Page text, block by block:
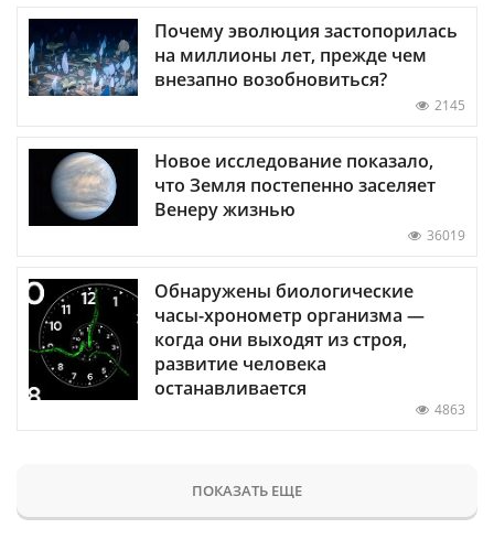
Почему эволюция застопорилась
на миллионы лет, прежде чем
внезапно возобновиться?
2145
Новое исследование показало,
что Земля постепенно заселяет
Венеру жизнью
36019
Обнаружены биологические
часы-хронометр организма —
когда они выходят из строя,
развитие человека
останавливается
4863
ПОКАЗАТЬ ЕЩЕ